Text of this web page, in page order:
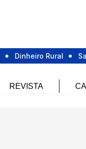
Dinheiro Rural
REVISTA